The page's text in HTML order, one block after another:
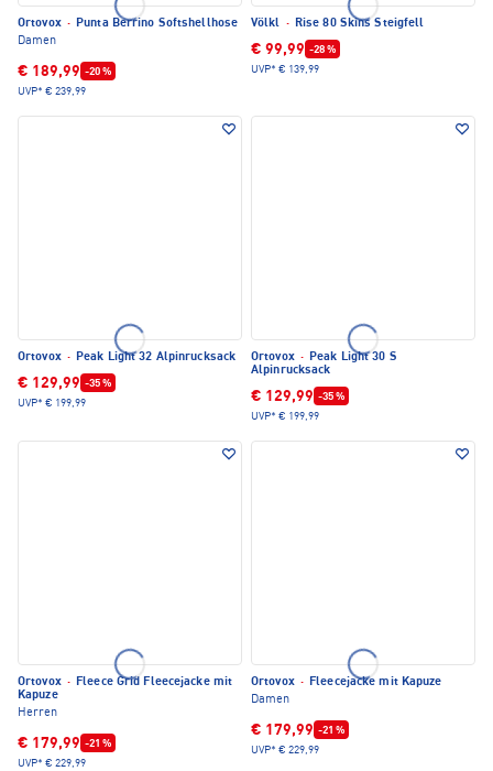
Ortovox · Punta Berrino Softshellhose
Damen
€ 189,99 -20 %
UVP* € 239,99
Völkl · Rise 80 Skins Steigfell
€ 99,99 -28 %
UVP* € 139,99
Ortovox · Peak Light 32 Alpinrucksack
€ 129,99 -35 %
UVP* € 199,99
Ortovox · Peak Light 30 S
Alpinrucksack
€ 129,99 -35 %
UVP* € 199,99
Ortovox · Fleece Grid Fleecejacke mit
Kapuze
Herren
€ 179,99 -21 %
UVP* € 229,99
Ortovox · Fleecejacke mit Kapuze
Damen
€ 179,99 -21 %
UVP* € 229,99